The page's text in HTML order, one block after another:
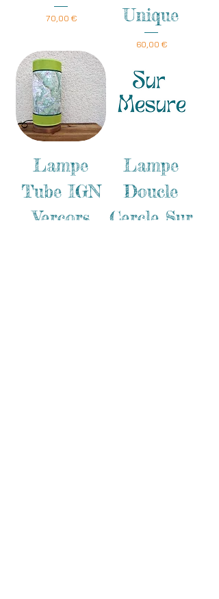
Prix
70,00 €
Unique
Prix
60,00 €
Lampe
Tube IGN
Vercors
Lampe
Doucle
Cercle Sur